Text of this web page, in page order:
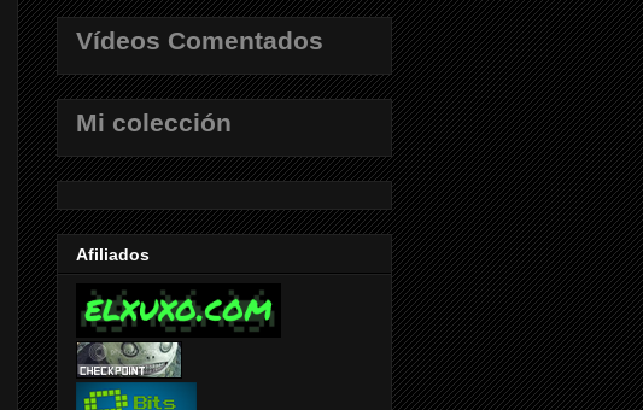
Vídeos Comentados
Mi colección
Afiliados